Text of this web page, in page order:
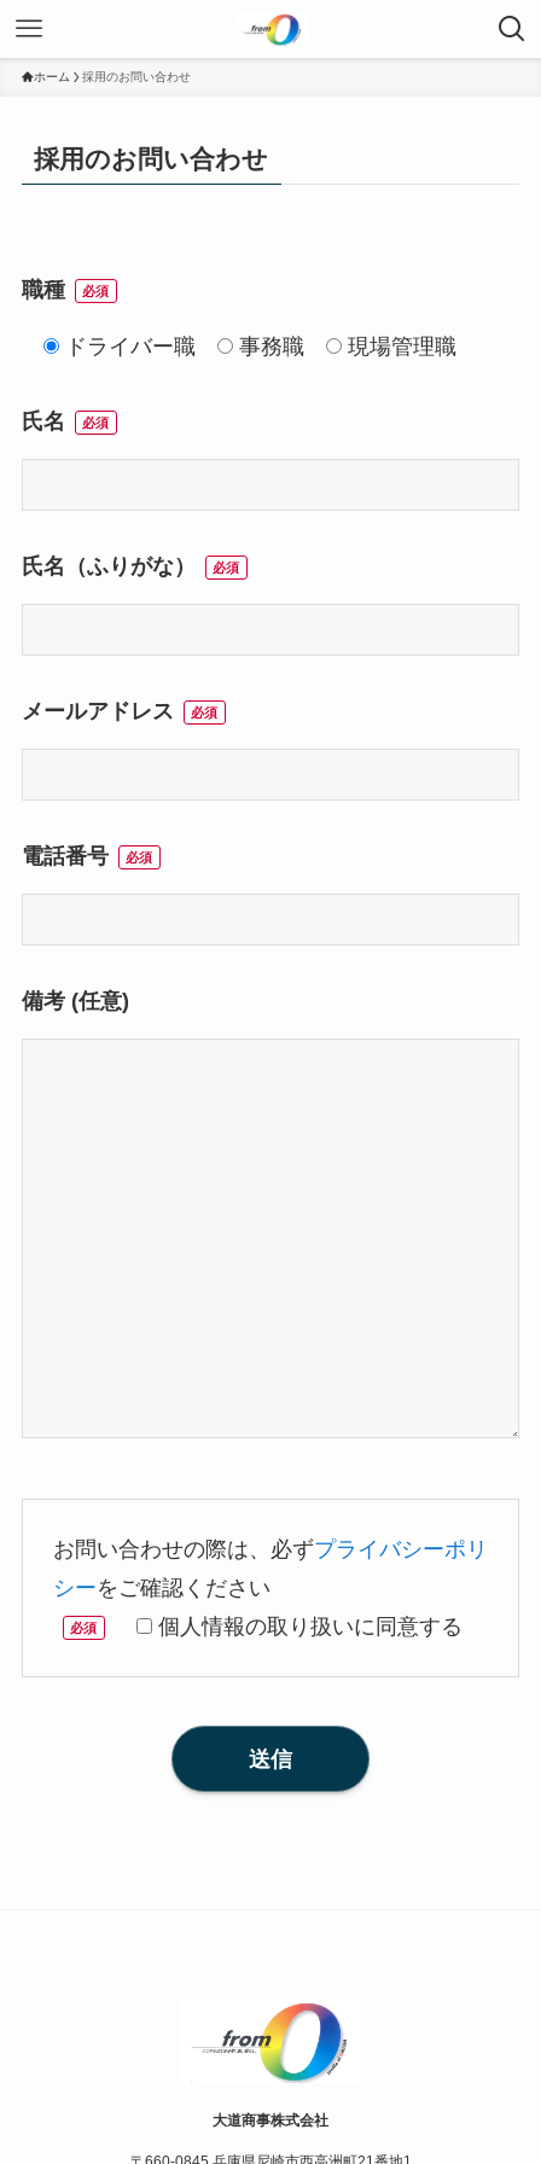
ホーム 採用のお問い合わせ
採用のお問い合わせ
職種 必須
ドライバー職 事務職 現場管理職
氏名 必須
氏名（ふりがな） 必須
メールアドレス 必須
電話番号 必須
備考 (任意)
お問い合わせの際は、必ずプライバシーポリ
シーをご確認ください
必須 個人情報の取り扱いに同意する
大道商事株式会社